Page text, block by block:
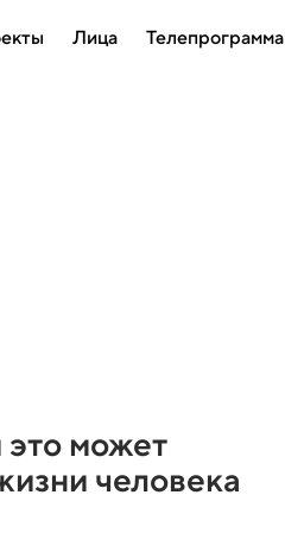
Лица Телепрограмма
может
человека